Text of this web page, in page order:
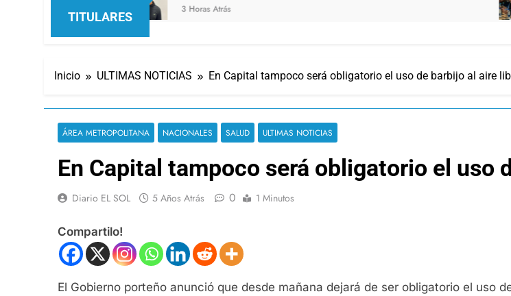
TITULARES
3 Horas Atrás
Inicio ULTIMAS NOTICIAS En Capital tampoco será obligatorio el uso de barbijo al aire
ÁREA METROPOLITANA NACIONALES SALUD ULTIMAS NOTICIAS
En Capital tampoco será obligatorio el uso
Diario EL SOL 5 Años Atrás 0 1 Minutos
Compartilo!
El Gobierno porteño anunció que desde mañana dejará de ser obligatorio el uso